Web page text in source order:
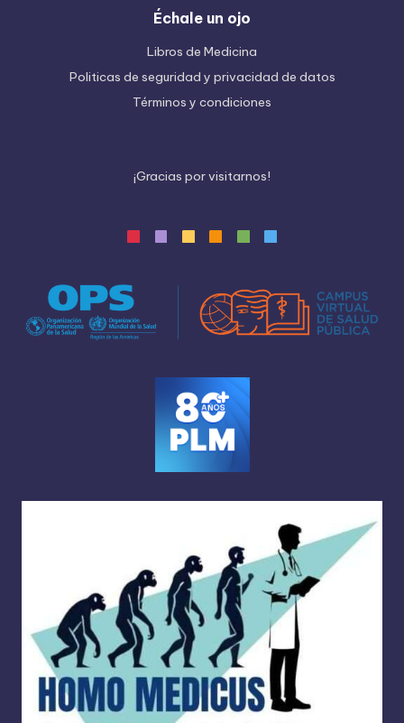
Échale un ojo
Libros de Medicina
Politicas de seguridad y privacidad de datos
Términos y condiciones
¡Gracias porvisitarnos!